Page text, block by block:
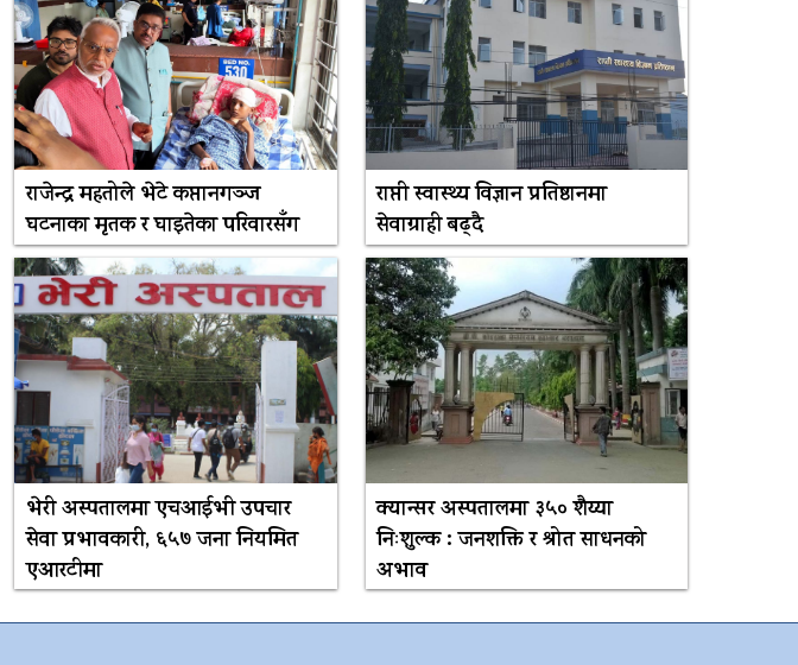
राजेन्द्र महतोले भेटे कप्तानगञ्ज
घटनाका मृतक र घाइतेका परिवारसँग
राप्ती स्वास्थ्य विज्ञान प्रतिष्ठानमा
सेवाग्राही बढ्दै
भेरी अस्पतालमा एचआईभी उपचार
सेवा प्रभावकारी, ६५७ जना नियमित
एआरटीमा
क्यान्सर अस्पतालमा ३५० शैय्या
निःशुल्क : जनशक्ति र श्रोत साधनको
अभाव